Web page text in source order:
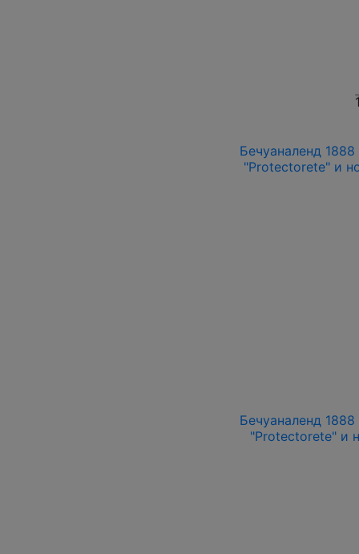
Бечуаналенд
"Protectorete" и
Бечуаналенд
"Protectorete" и